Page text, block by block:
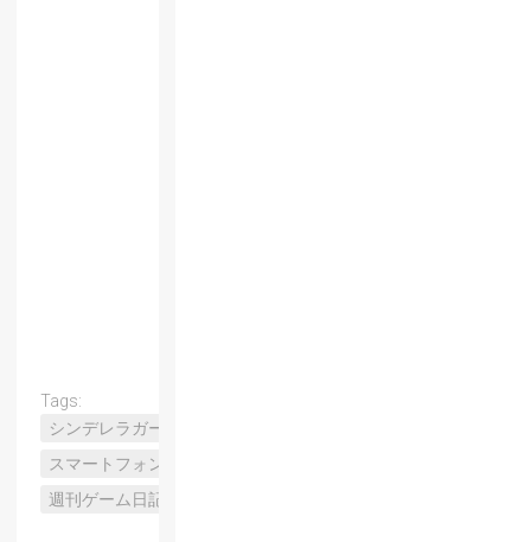
Tags:
シンデレラガールズ
スマートフォン
週刊ゲーム日記